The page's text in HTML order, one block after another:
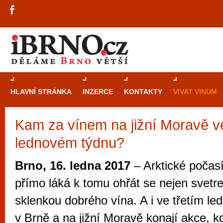
HLAVNÍ STRÁNKA INZERCE KONTAKTY VIVAT VINUM
Kam za vínem na jižní Moravě
lednovém týdnu?
Brno, 16. ledna 2017 – Arktické
přímo láká k tomu ohřát se nejen
sklenkou dobrého vína. A i ve třetím
v Brně a na jižní Moravě konají akce,
Průvodce
Brno je
zajímavé
restaurace,
Mimo jiné je ale také místem, kde si